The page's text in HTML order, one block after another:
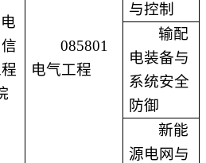
电
085801
电气工程
与控制
输配
电装备与
系统安全
防御
新能
源电网与